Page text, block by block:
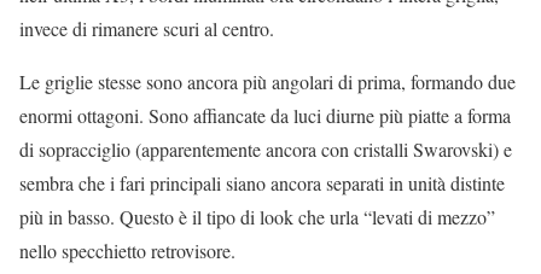
invece di rimanere scuri al centro.
Le griglie stesse sono ancora più angolari di prima, formando due
enormi ottagoni. Sono affiancate da luci diurne più piatte a forma
di sopracciglio (apparentemente ancora con cristalli Swarovski) e
sembra che i fari principali siano ancora separati in unità distinte
più in basso. Questo è il tipo di look che urla “levati di mezzo”
nello specchietto retrovisore.